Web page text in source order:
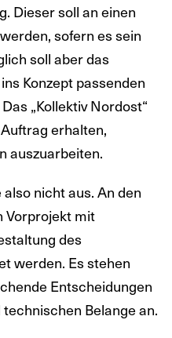
Dieser soll an einen
sofern es sein
soll aber das
Konzept passenden
„Kollektiv Nordost“
erhalten,
auszuarbeiten.
nicht aus. An den
Vorprojekt mit
des
werden. Es stehen
Entscheidungen
Belange an.